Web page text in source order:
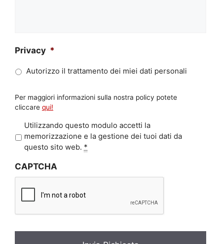
Privacy *
Autorizzo il trattamento dei miei dati personali
Per maggiori informazioni sulla nostra policy potete
cliccare qui!
r
a
c
*
Utilizzando questo modulo accetti la
memorizzazione e la gestione dei tuoi dati da
questo sito web. *
CAPTCHA